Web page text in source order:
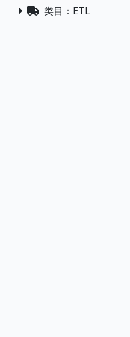
类目：ETL